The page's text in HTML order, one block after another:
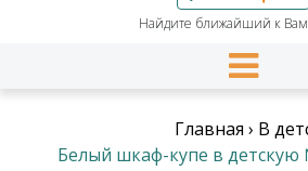
Найдите ближайший к Вам
Главная › В
Белый шкаф-купе в детскую